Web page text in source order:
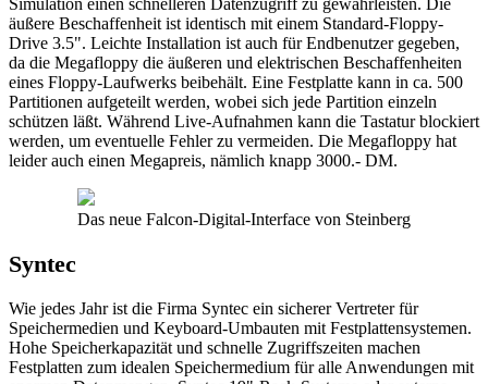
Simulation einen schnelleren Datenzugriff zu gewährleisten. Die
äußere Beschaffenheit ist identisch mit einem Standard-Floppy-
Drive 3.5". Leichte Installation ist auch für Endbenutzer gegeben,
da die Megafloppy die äußeren und elektrischen Beschaffenheiten
eines Floppy-Laufwerks beibehält. Eine Festplatte kann in ca. 500
Partitionen aufgeteilt werden, wobei sich jede Partition einzeln
schützen läßt. Während Live-Aufnahmen kann die Tastatur blockiert
werden, um eventuelle Fehler zu vermeiden. Die Megafloppy hat
leider auch einen Megapreis, nämlich knapp 3000.- DM.
Das neue Falcon-Digital-Interface von Steinberg
Syntec
Wie jedes Jahr ist die Firma Syntec ein sicherer Vertreter für
Speichermedien und Keyboard-Umbauten mit Festplattensystemen.
Hohe Speicherkapazität und schnelle Zugriffszeiten machen
Festplatten zum idealen Speichermedium für alle Anwendungen mit